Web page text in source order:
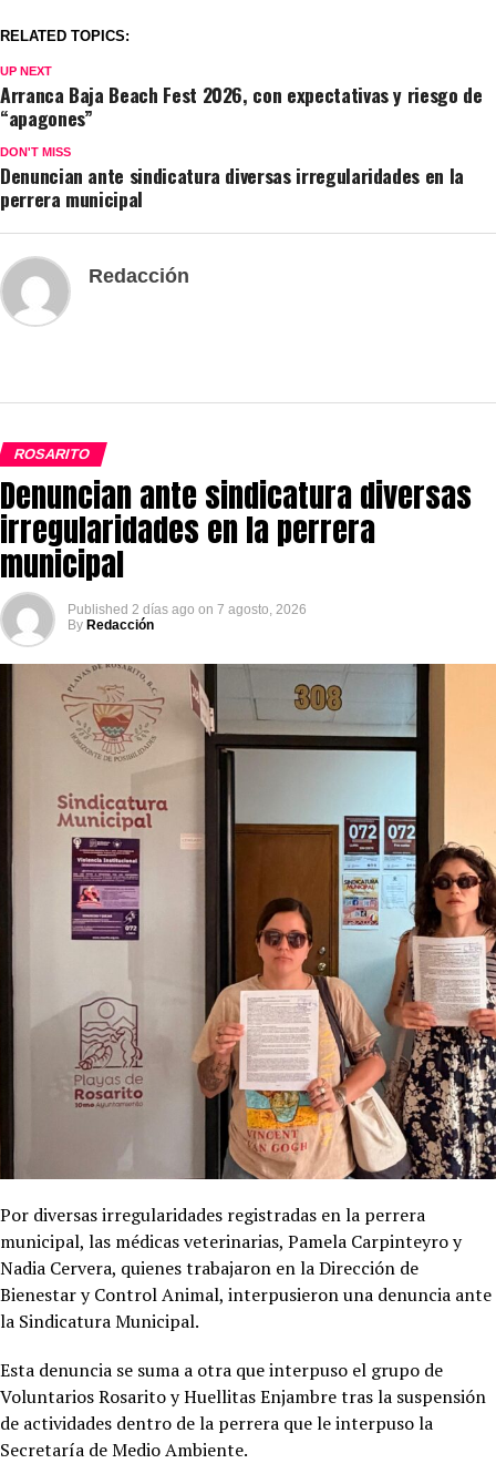
RELATED TOPICS:
UP NEXT
Arranca Baja Beach Fest 2026, con expectativas y riesgo de
“apagones”
DON'T MISS
Denuncian ante sindicatura diversas irregularidades en la
perrera municipal
Redacción
ROSARITO
Denuncian ante sindicatura diversas
irregularidades en la perrera
municipal
Published 2 días ago on 7 agosto, 2026
By Redacción
Por diversas irregularidades registradas en la perrera
municipal, las médicas veterinarias, Pamela Carpinteyro y
Nadia Cervera, quienes trabajaron en la Dirección de
Bienestar y Control Animal, interpusieron una denuncia ante
la Sindicatura Municipal.
Esta denuncia se suma a otra que interpuso el grupo de
Voluntarios Rosarito y Huellitas Enjambre tras la suspensión
de actividades dentro de la perrera que le interpuso la
Secretaría de Medio Ambiente.